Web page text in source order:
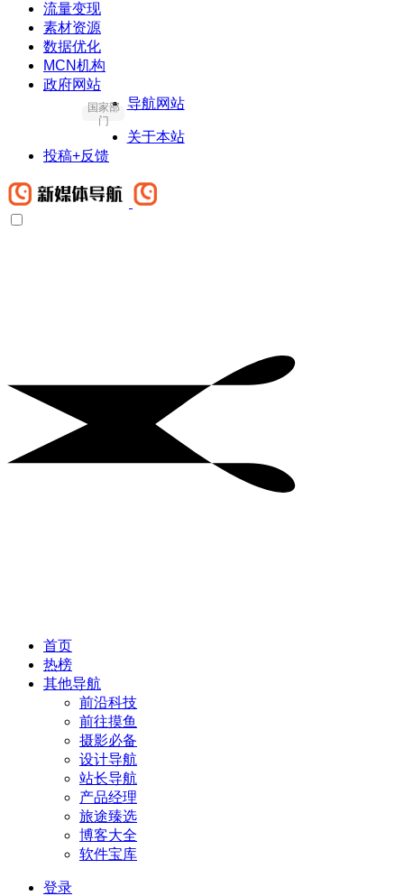
流量变现
素材资源
数据优化
MCN机构
政府网站
国家部
门
导航网站
关于本站
投稿+反馈
首页
热榜
其他导航
前沿科技
前往摸鱼
摄影必备
设计导航
站长导航
产品经理
旅途臻选
博客大全
软件宝库
登录